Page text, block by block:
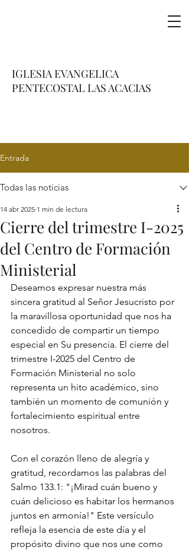
IGLESIA EVANGELICA
PENTECOSTAL LAS ACACIAS
Entrada
Todas las noticias
Cierre del trimestre I-2025
del Centro de Formación
Ministerial
14 abr 2025 1 min de lectura
Deseamos expresar nuestra más
sincera gratitud al Señor Jesucristo por
la maravillosa oportunidad que nos ha
concedido de compartir un tiempo
especial en Su presencia. El cierre del
trimestre I-2025 del Centro de
Formación Ministerial no solo
representa un hito académico, sino
también un momento de comunión y
fortalecimiento espiritual entre
nosotros.
Con el corazón lleno de alegría y
gratitud, recordamos las palabras del
Salmo 133.1: "¡Mirad cuán bueno y
cuán delicioso es habitar los hermanos
juntos en armonía!" Este versículo
refleja la esencia de este día y el
propósito divino que nos une como